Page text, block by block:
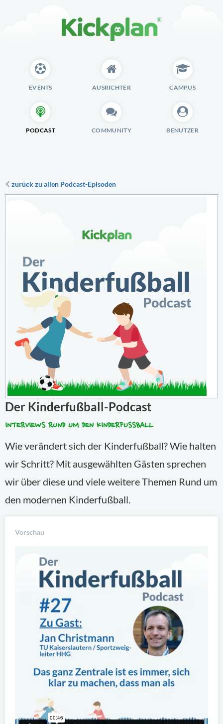
EVENTS AUSRICHTER CAMPUS
PODCAST COMMUNITY BENUTZER
zurück zu allen Podcast-Episoden
Der Kinderfußball-Podcast
INTERVIEWS RUND UM DEN KINDERFUSSBALL
Wie verändert sich der Kinderfußball? Wie halten
wir Schritt? Mit ausgewählten Gästen sprechen
wir über diese und viele weitere Themen Rund um
den modernen Kinderfußball.
Vorschau